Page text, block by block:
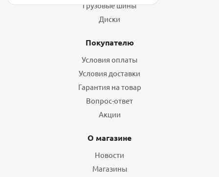
Грузовые шины
Диски
Покупателю
Условия оплаты
Условия доставки
Гарантия на товар
Вопрос-ответ
Акции
О магазине
Новости
Магазины